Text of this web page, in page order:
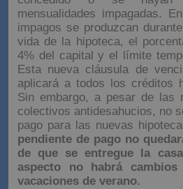
mensualidades impagadas.
impagos se produzcan
vida de la hipoteca, el
4% del capital y el límite
Esta nueva cláusula de
aplicará a todos los créditos
Sin embargo, a pesar de las
colectivos antidesahucios, no
pago para las nuevas
pendiente de pago no
de que se entregue la
aspecto no habrá
vacaciones de verano.